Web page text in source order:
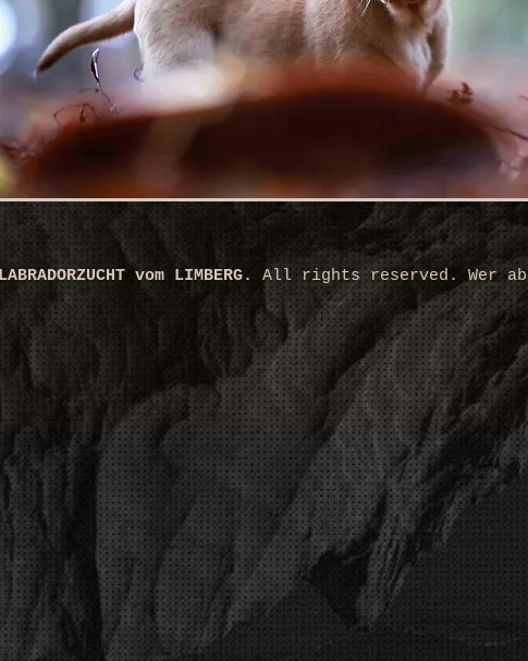
vom LIMBERG. All rights reserved. Wer